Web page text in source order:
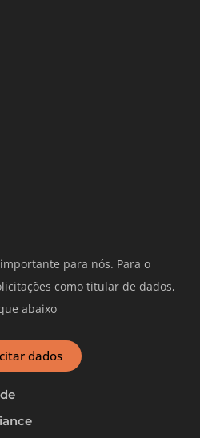
para nós. Para o
como titular de dados,
abaixo
dados